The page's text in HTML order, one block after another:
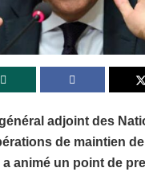
adjoint des
de maintien
a animé un point de